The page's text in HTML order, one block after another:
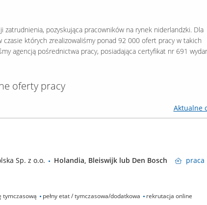
pozyskująca pracowników na rynek niderlandzki. Dla
których zrealizowaliśmy ponad 92 000 ofert pracy w takich
agencją pośrednictwa pracy, posiadająca certyfikat nr 691
oferty pracy
Aktualne
Sp. z o.o. Holandia, Bleiswijk lub Den Bosch
praca
tymczasową pełny etat / tymczasowa/dodatkowa rekrutacja online